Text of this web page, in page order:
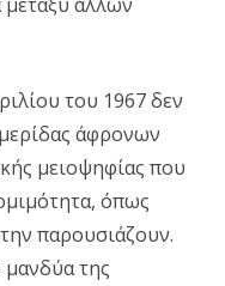
του 1967 δεν
άφρονων
μειοψηφίας που
όπως
παρουσιάζουν.
μανδύα της